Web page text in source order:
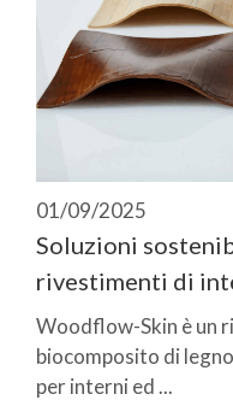
01/09/2025
Soluzioni
rivestimenti di
Woodflow-Skin è un
biocomposito di
per interni ed ...